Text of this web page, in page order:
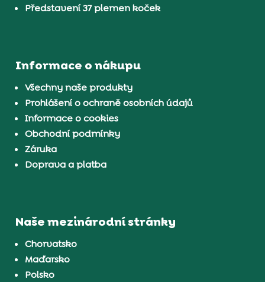
Představení 37 plemen koček
Informace o nákupu
Všechny naše produkty
Prohlášení o ochraně osobních údajů
Informace o cookies
Obchodní podmínky
Záruka
Doprava a platba
Naše mezinárodní stránky
Chorvatsko
Maďarsko
Polsko